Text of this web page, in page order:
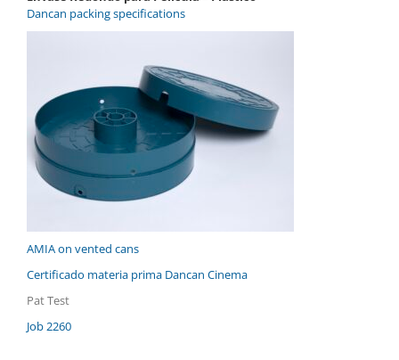
Dancan packing specifications
AMIA on vented cans
Certificado materia prima Dancan Cinema
Pat Test
Job 2260